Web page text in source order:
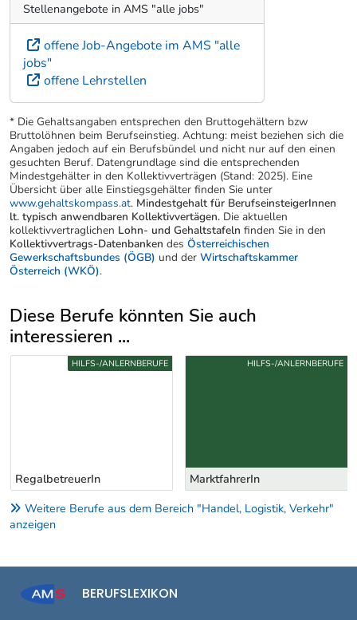
Stellenangebote in AMS "alle jobs"
offene Job-Angebote im AMS "alle
jobs"
offene Lehrstellen
* Die Gehaltsangaben entsprechen den Bruttogehältern bzw
Bruttolöhnen beim Berufseinstieg. Achtung: meist beziehen sich die
Angaben jedoch auf ein Berufsbündel und nicht nur auf den einen
gesuchten Beruf. Datengrundlage sind die entsprechenden
Mindestgehälter in den Kollektivverträgen (Stand: 2025). Eine
Übersicht über alle Einstiegsgehälter finden Sie unter
www.gehaltskompass.at. Mindestgehalt für BerufseinsteigerInnen
lt. typisch anwendbaren Kollektivvertägen. Die aktuellen
kollektivvertraglichen Lohn- und Gehaltstafeln finden Sie in den
Kollektivvertrags-Datenbanken des Österreichischen
Gewerkschaftsbundes (ÖGB) und der Wirtschaftskammer
Österreich (WKÖ).
Diese Berufe könnten Sie auch
interessieren ...
Uber weitere Berufsvorschläge
RegalbetreuerIn
HILFS-/ANLERNBERUFE
MarktfahrerIn
HILFS-/ANLERNBERUFE
Weitere Berufe aus dem Bereich "Handel, Logistik, Verkehr"
anzeigen
BERUFSLEXIKON